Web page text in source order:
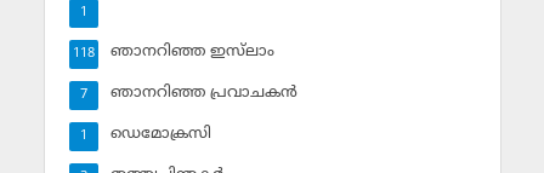
1
ഞാനറിഞ്ഞ ഇസ്‌ലാം
118
ഞാനറിഞ്ഞ പ്രവാചകന്‍
7
ഡെമോക്രസി
1